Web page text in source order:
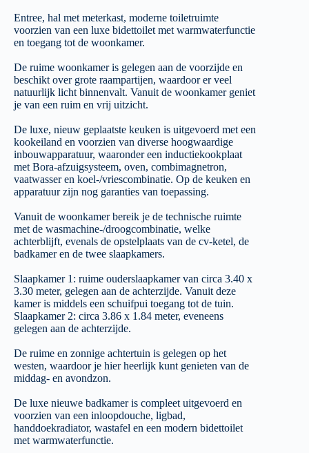
Entree, hal met meterkast, moderne toiletruimte
voorzien van een luxe bidettoilet met warmwaterfunctie
en toegang tot de woonkamer.
De ruime woonkamer is gelegen aan de voorzijde en
beschikt over grote raampartijen, waardoor er veel
natuurlijk licht binnenvalt. Vanuit de woonkamer geniet
je van een ruim en vrij uitzicht.
De luxe, nieuw geplaatste keuken is uitgevoerd met een
kookeiland en voorzien van diverse hoogwaardige
inbouwapparatuur, waaronder een inductiekookplaat
met Bora-afzuigsysteem, oven, combimagnetron,
vaatwasser en koel-/vriescombinatie. Op de keuken en
apparatuur zijn nog garanties van toepassing.
Vanuit de woonkamer bereik je de technische ruimte
met de wasmachine-/droogcombinatie, welke
achterblijft, evenals de opstelplaats van de cv-ketel, de
badkamer en de twee slaapkamers.
Slaapkamer 1: ruime ouderslaapkamer van circa 3.40 x
3.30 meter, gelegen aan de achterzijde. Vanuit deze
kamer is middels een schuifpui toegang tot de tuin.
Slaapkamer 2: circa 3.86 x 1.84 meter, eveneens
gelegen aan de achterzijde.
De ruime en zonnige achtertuin is gelegen op het
westen, waardoor je hier heerlijk kunt genieten van de
middag- en avondzon.
De luxe nieuwe badkamer is compleet uitgevoerd en
voorzien van een inloopdouche, ligbad,
handdoekradiator, wastafel en een modern bidettoilet
met warmwaterfunctie.